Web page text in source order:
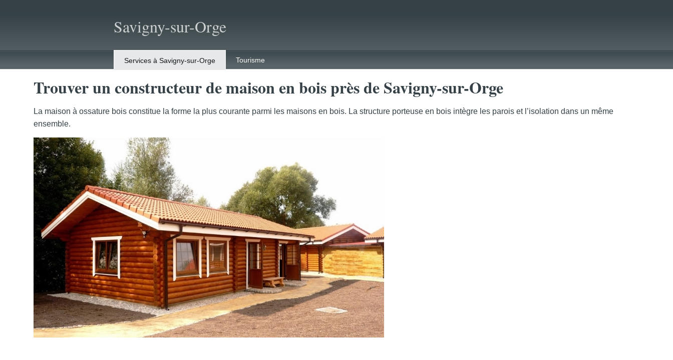
Savigny-sur-Orge
Services à Savigny-sur-Orge Tourisme
Trouver un constructeur de maison en bois près de Savigny-sur-Orge
La maison à ossature bois constitue la forme la plus courante parmi les maisons en bois. La structure porteuse en bois intègre les parois et l’isolation dans un même
ensemble.